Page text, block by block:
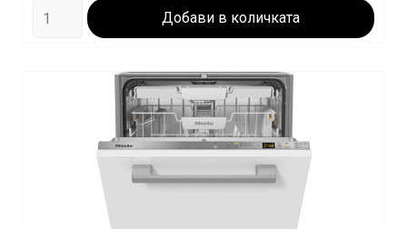
Добави в количката